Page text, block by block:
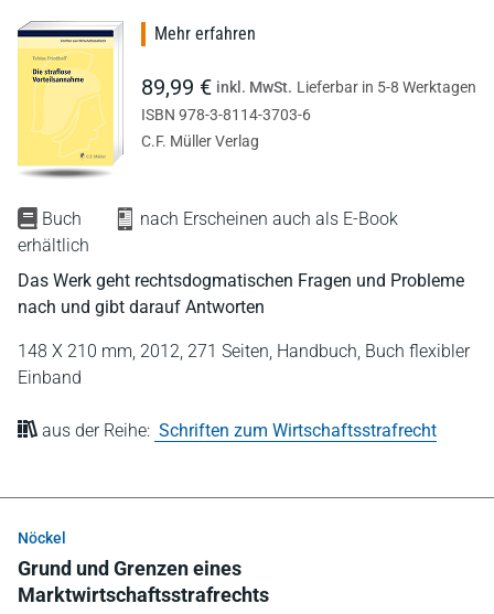
Buch
nach Erscheinen auch als E-Book
erhältlich
Das Werk geht rechtsdogmatischen Fragen und Probleme
nach und gibt darauf Antworten
148 X 210 mm, 2012, 271 Seiten, Handbuch, Buch flexibler
Einband
aus der Reihe: Schriften zum Wirtschaftsstrafrecht
Mehr erfahren
89,99 € inkl. MwSt. Lieferbar in 5-8 Werktagen
ISBN 978-3-8114-3703-6
C.F. Müller Verlag
Nöckel
Grund und Grenzen eines
Marktwirtschaftsstrafrechts